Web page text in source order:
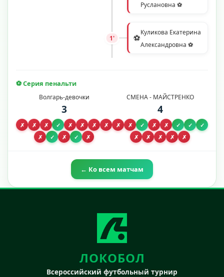
Руслановна ⚽
⚽Куликова Екатерина
Александровна ⚽
1'
⚽ Серия пенальти
Волгарь-девочки
3
✗ ✗ ✗ ✓ ✗ ✗ ✗
✗
✗
✓ ✗ ✓ ✗
СМЕНА - МАЙСТРЕНКО
4
✗ ✗ ✓ ✗ ✗ ✓ ✓
✓
✗
✗ ✗ ✗ ✗
← Ко всем матчам
ЛОКОБОЛ
Всероссийский футбольный турнир